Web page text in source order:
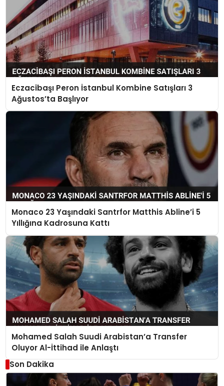
Eczacibaşı Peron İstanbul Kombine Satışları 3
Ağustos’ta Başlıyor
Monaco 23 Yaşındaki Santrfor Matthis Abline’i 5
Yıllığına Kadrosuna Kattı
Mohamed Salah Suudi Arabistan’a Transfer
Oluyor Al-İttihad ile Anlaştı
Son Dakika